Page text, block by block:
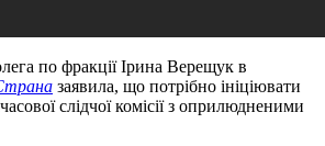
по фракції Ірина Верещук в
заявила, що потрібно ініціювати
слідчої комісії з оприлюдненими